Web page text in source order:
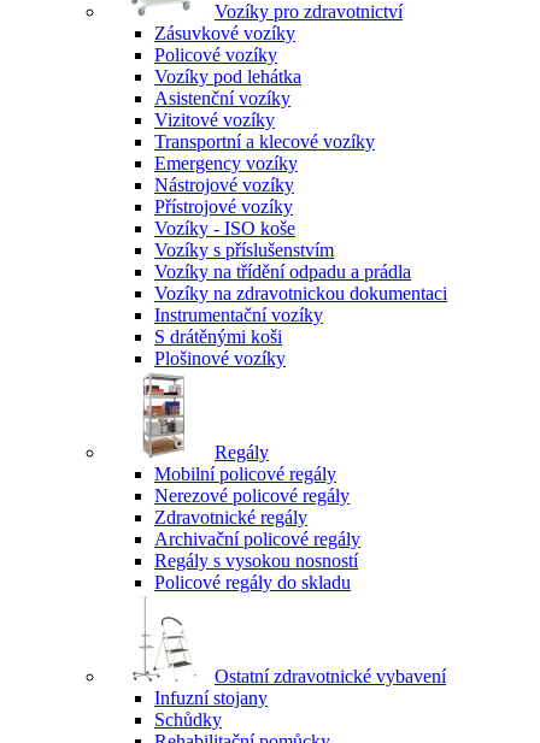
Vozíky pro zdravotnictví
Zásuvkové vozíky
Policové vozíky
Vozíky pod lehátka
Asistenční vozíky
Vizitové vozíky
Transportní a klecové vozíky
Emergency vozíky
Nástrojové vozíky
Přístrojové vozíky
Vozíky - ISO koše
Vozíky s příslušenstvím
Vozíky na třídění odpadu a prádla
Vozíky na zdravotnickou dokumentaci
Instrumentační vozíky
S drátěnými koši
Plošinové vozíky
Regály
Mobilní policové regály
Nerezové policové regály
Zdravotnické regály
Archivační policové regály
Regály s vysokou nosností
Policové regály do skladu
Ostatní zdravotnické vybavení
Infuzní stojany
Schůdky